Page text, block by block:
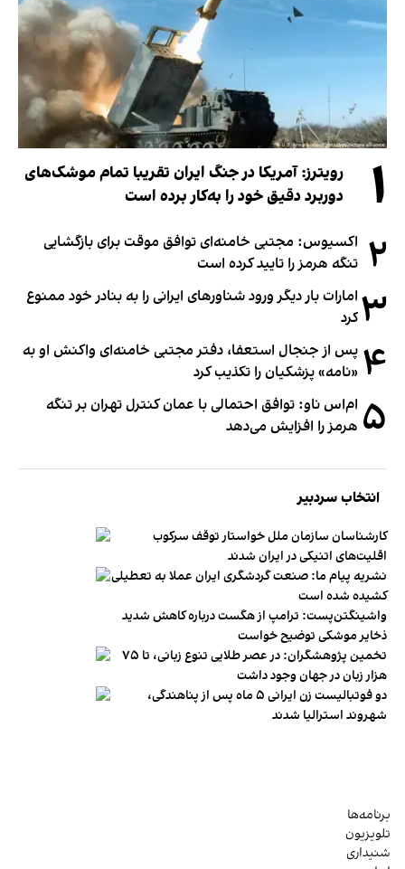
۱
رویترز: آمریکا در جنگ ایران تقریبا تمام موشک‌های
دوربرد دقیق خود را به‌کار برده است
۲ اکسیوس: مجتبی خامنه‌ای توافق موقت برای بازگشایی
تنگه هرمز را تایید کرده است
۳ امارات بار دیگر ورود شناورهای ایرانی را به بنادر خود ممنوع
کرد
۴ پس از جنجال استعفا، دفتر مجتبی خامنه‌ای واکنش او به
«نامه» پزشکیان را تکذیب کرد
۵ ام‌اس ناو: توافق احتمالی با عمان کنترل تهران بر تنگه
هرمز را افزایش می‌دهد
انتخاب سردبیر
کارشناسان سازمان ملل خواستار توقف سرکوب
اقلیت‌های اتنیکی در ایران شدند
نشریه پیام ما: صنعت گردشگری ایران عملا به تعطیلی
کشیده شده است
واشینگتن‌پست: ترامپ از هگست درباره کاهش شدید
ذخایر موشکی توضیح خواست
تخمین پژوهشگران: در عصر طلایی تنوع زبانی، تا ۷۵
هزار زبان در جهان وجود داشت
دو فوتبالیست زن ایرانی ۵ ماه پس از پناهندگی،
شهروند استرالیا شدند
برنامه‌ها
تلویزیون
شنیداری